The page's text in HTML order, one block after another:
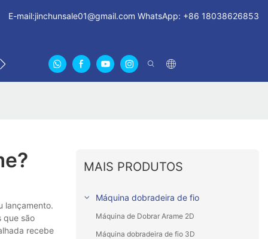
E-mail:jinchunsale01@gmail.com WhatsApp: +86 18038626853
EM CONTATO CONOSCO SOBRE NÓS
lançamento.
que são
recebe
MAIS PRODUTOS
Máquina dobradeira de fio
Máquina de Dobrar Arame 2D
Máquina dobradeira de fio 3D